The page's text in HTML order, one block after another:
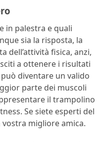
in palestra e quali
sia la risposta, la
dell’attività fisica, anzi,
a ottenere i risultati
diventare un valido
parte dei muscoli
il trampolino
Se siete esperti del
migliore amica.